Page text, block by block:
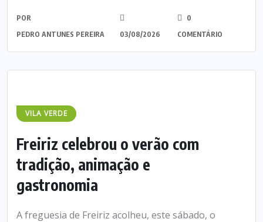
POR
PEDRO ANTUNES PEREIRA
03/08/2026
0
COMENTÁRIO
VILA VERDE
Freiriz celebrou o verão com
tradição, animação e
gastronomia
A freguesia de Freiriz acolheu, este sábado, o